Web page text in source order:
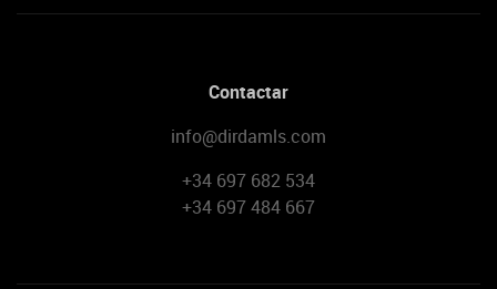
Contactar
info@dirdamls.com
+34 697 682 534
+34 697 484 667